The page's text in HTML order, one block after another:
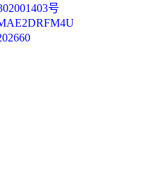
号